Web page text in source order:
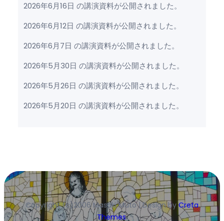
2026年6月16日 の講演資料が公開されました。
2026年6月12日 の講演資料が公開されました。
2026年6月7日 の講演資料が公開されました。
2026年5月30日 の講演資料が公開されました。
2026年5月26日 の講演資料が公開されました。
2026年5月20日 の講演資料が公開されました。
Copyright (c)2006 Masaki Muto | Design byCreta
Themes.